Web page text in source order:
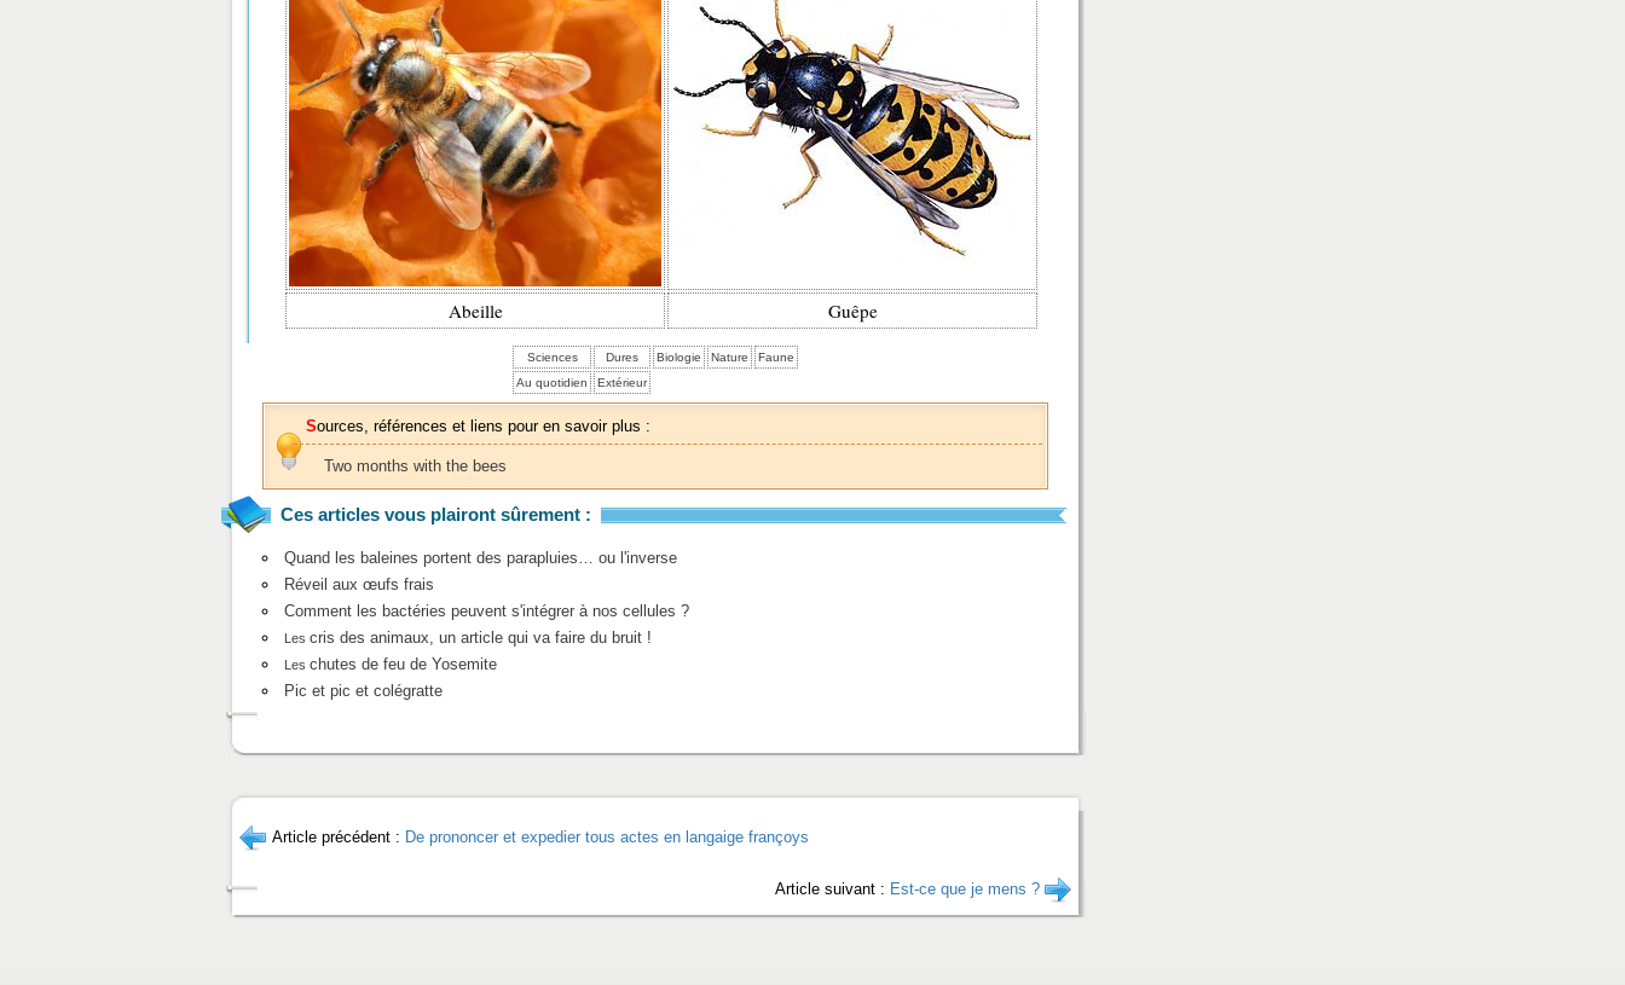
Abeille Guêpe
Sciences Dures Biologie Nature
Faune
Au quotidien
Extérieur
Sources, références et liens pour en savoir plus :
Two months with the bees
Ces articles vous plairont sûrement :
Quand les baleines portent des parapluies… ou l'inverse
Réveil aux œufs frais
Comment les bactéries peuvent s'intégrer à nos cellules ?
Les cris des animaux, un article qui va faire du bruit !
Les chutes de feu de Yosemite
Pic et pic et colégratte
Article précédent : De prononcer et expedier tous actes en langaige françoys
Article suivant : Est-ce que je mens ?